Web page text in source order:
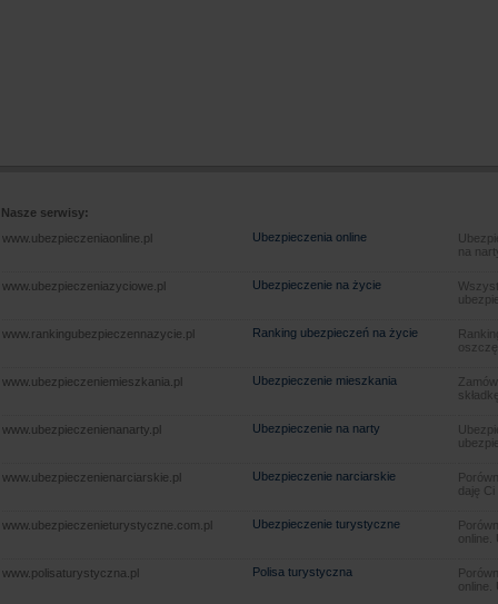
Nasze serwisy:
www.ubezpieczeniaonline.pl
Ubezpieczenia online
na
www.ubezpieczeniazyciowe.pl Ubezpieczenie na życie
www.rankingubezpieczennazycie.pl Ranking ubezpieczeń na życie
www.ubezpieczeniemieszkania.pl Ubezpieczenie mieszkania
www.ubezpieczenienanarty.pl Ubezpieczenie na narty
www.ubezpieczenienarciarskie.pl Ubezpieczenie narciarskie
daję
www.ubezpieczenieturystyczne.com.pl Ubezpieczenie turystyczne
www.polisaturystyczna.pl Polisa turystyczna